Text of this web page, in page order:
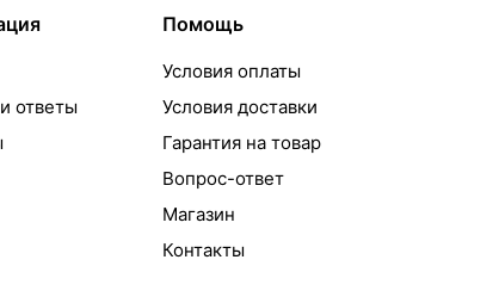
ответы
Помощь
Условия оплаты
Условия доставки
Гарантия на товар
Вопрос-ответ
Магазин
Контакты